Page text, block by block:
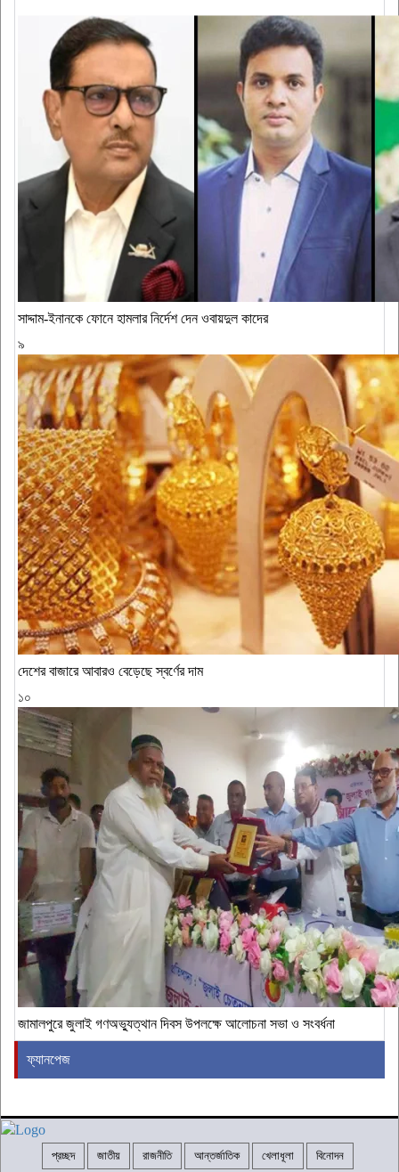
সাদ্দাম-ইনানকে ফোনে হামলার নির্দেশ দেন ওবায়দুল কাদের
৯
দেশের বাজারে আবারও বেড়েছে স্বর্ণের দাম
১০
জামালপুরে জুলাই গণঅভ্যুত্থান দিবস উপলক্ষে আলোচনা সভা ও সংবর্ধনা
ফ্যানপেজ
প্রচ্ছদ জাতীয় রাজনীতি আন্তর্জাতিক খেলাধূলা বিনোদন